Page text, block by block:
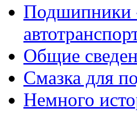
Подшипники
Общие
Смазка для
Немного